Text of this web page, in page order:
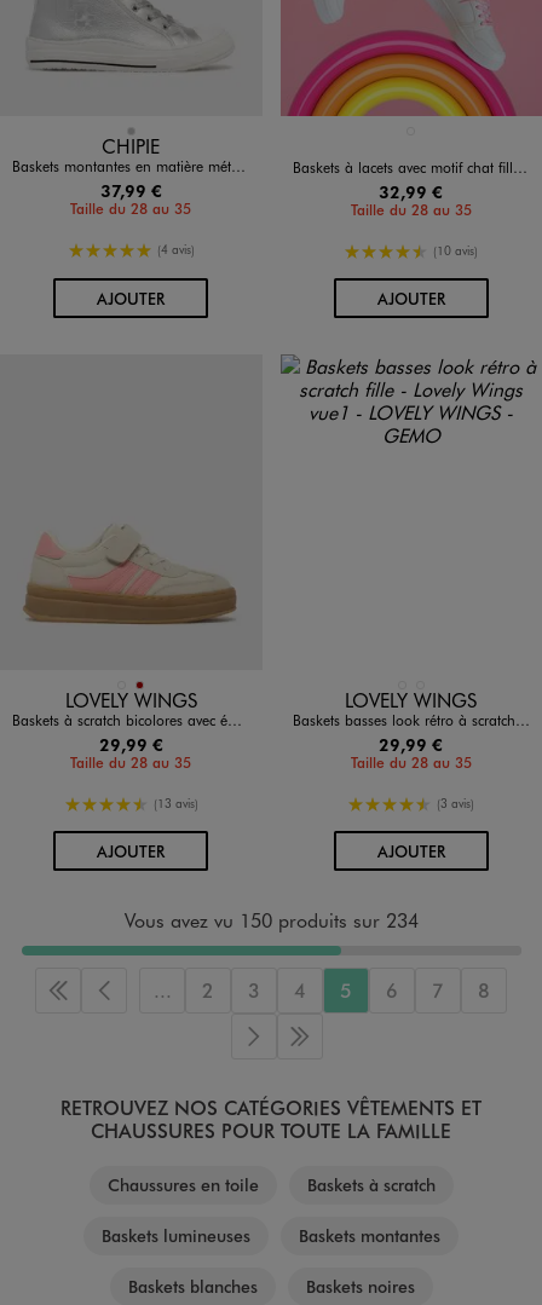
Disponible en 1 coloris
CHIPIE
Baskets montantes en matière métallisée fille - Chipie
37,99 €
Taille du 28 au 35
5/5 de moyenne
(4 avis)
AJOUTERAU PANIER
Baskets à lacets avec motif chat fille - Hello Kitty
32,99 €
Taille du 28 au 35
4.5/5 de moyenne
(10 avis)
AJOUTERAU PANIER
Disponible en 2 coloris
BEIGE STANDARD
ROUGE FONCE
LOVELY WINGS
Baskets à scratch bicolores avec épaisse semelle fille - Lovely Wings
29,99 €
Taille du 28 au 35
4.5/5 de moyenne
(13 avis)
AJOUTERAU PANIER
Disponible en 2 coloris
LOVELY WINGS
Baskets basses look rétro à scratch fille - Lovely Wings
29,99 €
Taille du 28 au 35
4.5/5 de moyenne
(3 avis)
AJOUTERAU PANIER
Vous avez vu 150 produits sur 234
Première page
Page précédente
... 2 3 4 5 6 7 8
Page suivante
Dernière page
RETROUVEZ NOS CATÉGORIES VÊTEMENTS ET
CHAUSSURES POUR TOUTE LA FAMILLE
Chaussures en toile Baskets à scratch
Baskets lumineuses Baskets montantes
Baskets blanches Baskets noires